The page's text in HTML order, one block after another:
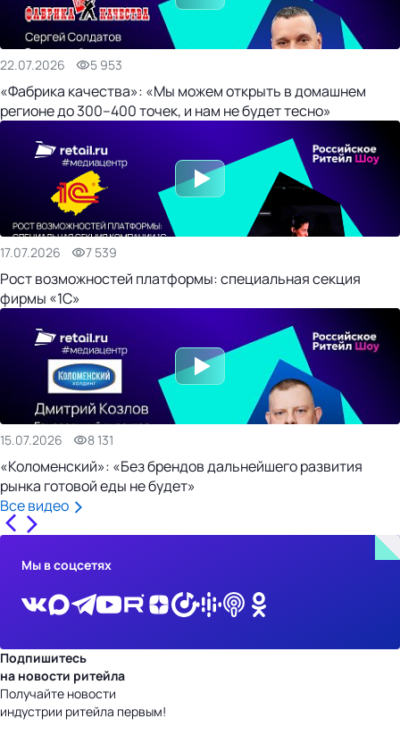
22.07.2026 5 953
«Фабрика качества»: «Мы можем открыть в домашнем
регионе до 300–400 точек, и нам не будет тесно»
17.07.2026 7 539
Рост возможностей платформы: специальная секция
фирмы «1С»
15.07.2026 8 131
«Коломенский»: «Без брендов дальнейшего развития
рынка готовой еды не будет»
Все видео
Мы в соцсетях
Подпишитесь
на новости ритейла
Получайте новости
индустрии ритейла первым!